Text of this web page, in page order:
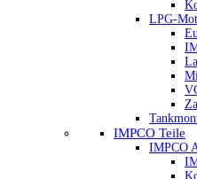
LPG-
IMPCO Teile
IMPCO